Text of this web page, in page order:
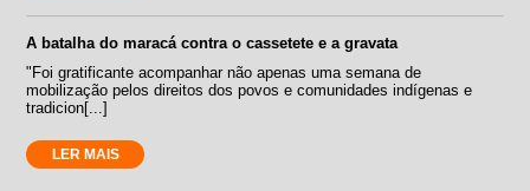
A batalha do maracá contra o cassetete e a gravata
"Foi gratificante acompanhar não apenas uma semana de
mobilização pelos direitos dos povos e comunidades indígenas e
tradicion[...]
LER MAIS